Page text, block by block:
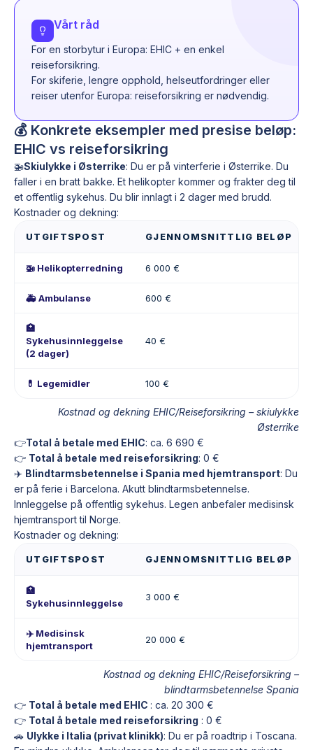
Vårt råd
For en storbytur i Europa: EHIC + en enkel
reiseforsikring.
For skiferie, lengre opphold, helseutfordringer eller
reiser utenfor Europa: reiseforsikring er nødvendig.
💰 Konkrete eksempler med presise beløp:
EHIC vs reiseforsikring
🚁Skiulykke i Østerrike: Du er på vinterferie i Østerrike. Du
faller i en bratt bakke. Et helikopter kommer og frakter deg til
et offentlig sykehus. Du blir innlagt i 2 dager med brudd.
Kostnader og dekning:
UTGIFTSPOST GJENNOMSNITTLIG BELØP
🚁 Helikopterredning 6 000 €
🚑 Ambulanse 600 €
🏥
Sykehusinnleggelse
(2 dager)
40 €
💊 Legemidler 100 €
Kostnad og dekning EHIC/Reiseforsikring – skiulykke
Østerrike
👉Total å betale med EHIC: ca. 6 690 €
👉 Total å betale med reiseforsikring: 0 €
✈️ Blindtarmsbetennelse i Spania med hjemtransport: Du
er på ferie i Barcelona. Akutt blindtarmsbetennelse.
Innleggelse på offentlig sykehus. Legen anbefaler medisinsk
hjemtransport til Norge.
Kostnader og dekning:
UTGIFTSPOST GJENNOMSNITTLIG BELØP
🏥
Sykehusinnleggelse
3 000 €
✈️ Medisinsk
hjemtransport
20 000 €
Kostnad og dekning EHIC/Reiseforsikring –
blindtarmsbetennelse Spania
👉 Total å betale med EHIC : ca. 20 300 €
👉 Total å betale med reiseforsikring : 0 €
🚗 Ulykke i Italia (privat klinikk): Du er på roadtrip i Toscana.